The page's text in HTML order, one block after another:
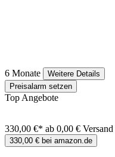
6 Monate
Weitere Details
Preisalarm setzen
Top Angebote
330,00 €* ab 0,00 € Versand
330,00 € bei amazon.de